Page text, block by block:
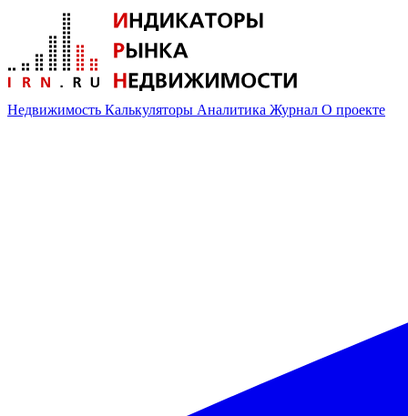
Недвижимость Калькуляторы Аналитика Журнал О проекте